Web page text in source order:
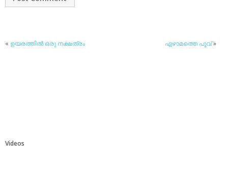
« ഉയരത്തില്‍ ഒരു നക്ഷത്രം എഴാമത്തെ പൂവ്»
Videos